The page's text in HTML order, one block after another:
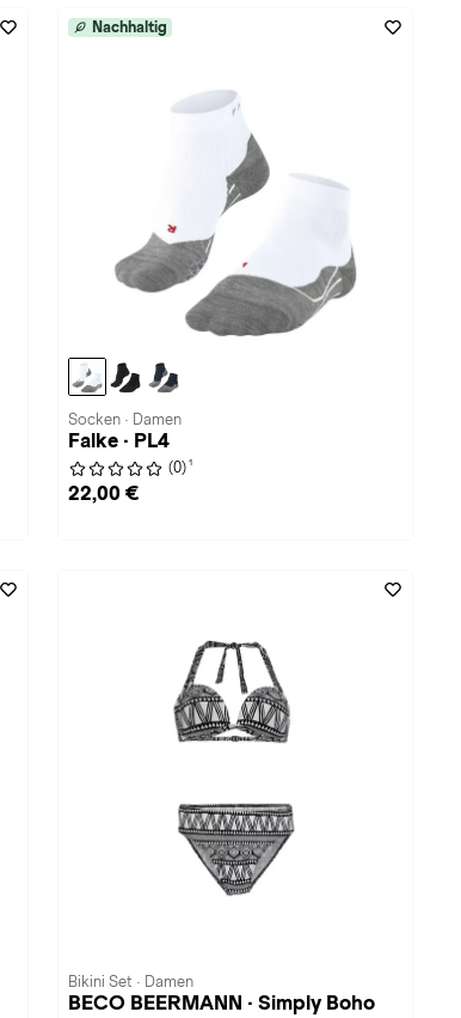
Nachhaltig
Socken · Damen
Falke · PL4
(0) 1
22,00 €
Bikini Set · Damen
BECO BEERMANN · Simply Boho